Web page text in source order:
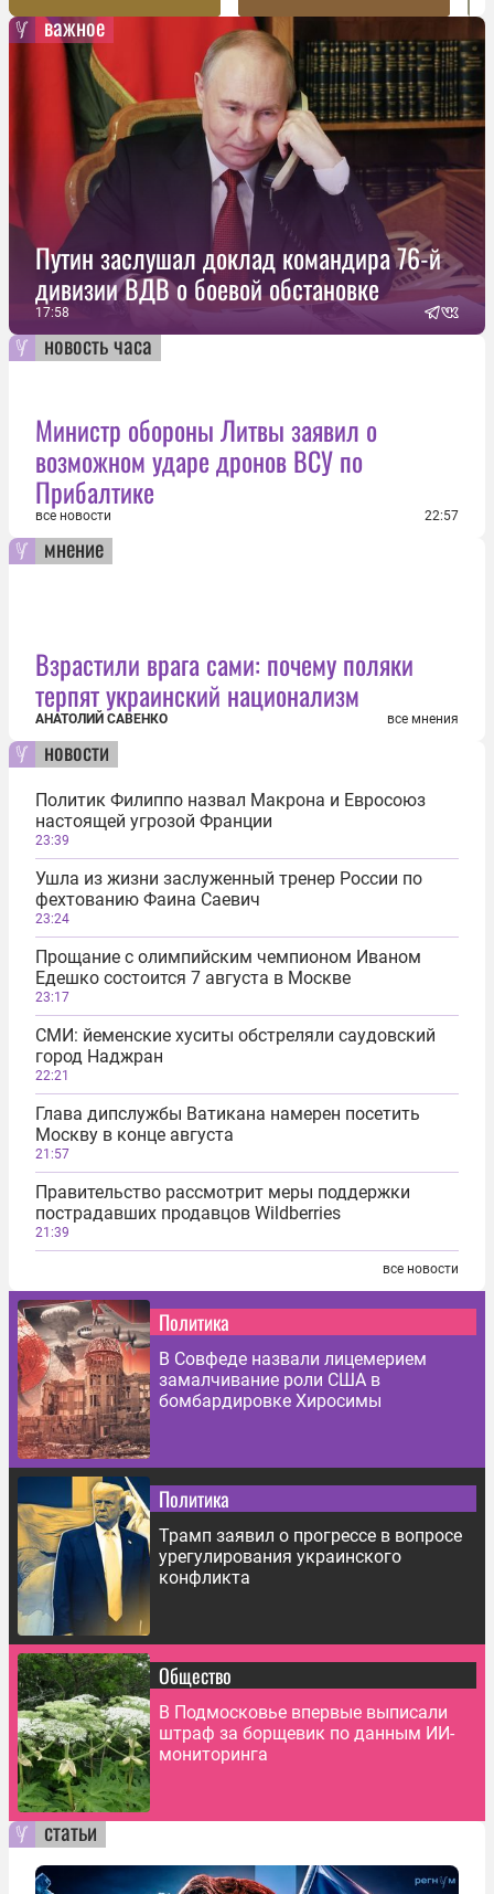
важное
Путин заслушал доклад командира 76-й
дивизии ВДВ о боевой обстановке
17:58
новость часа
Министр обороны Литвы заявил о
возможном ударе дронов ВСУ по
Прибалтике
все новости 22:57
мнение
Взрастили врага сами: почему поляки
терпят украинский национализм
АНАТОЛИЙ САВЕНКО все мнения
новости
Политик Филиппо назвал Макрона и Евросоюз
настоящей угрозой Франции
23:39
Ушла из жизни заслуженный тренер России по
фехтованию Фаина Саевич
23:24
Прощание с олимпийским чемпионом Иваном
Едешко состоится 7 августа в Москве
23:17
СМИ: йеменские хуситы обстреляли саудовский
город Наджран
22:21
Глава дипслужбы Ватикана намерен посетить
Москву в конце августа
21:57
Правительство рассмотрит меры поддержки
пострадавших продавцов Wildberries
21:39
все новости
Политика
В Совфеде назвали лицемерием
замалчивание роли США в
бомбардировке Хиросимы
Политика
Трамп заявил о прогрессе в вопросе
урегулирования украинского
конфликта
Общество
В Подмосковье впервые выписали
штраф за борщевик по данным ИИ-
мониторинга
статьи